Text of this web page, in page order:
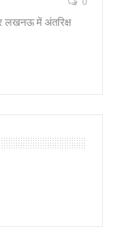
लखनऊ में अंतरिक्ष